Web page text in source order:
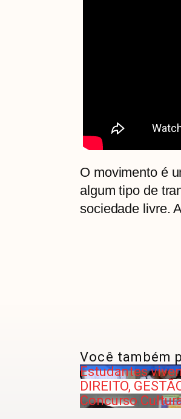
O movimento é
algum tipo de
sociedade livre.
Você também
Estudantes
DIREITO,
Concurso